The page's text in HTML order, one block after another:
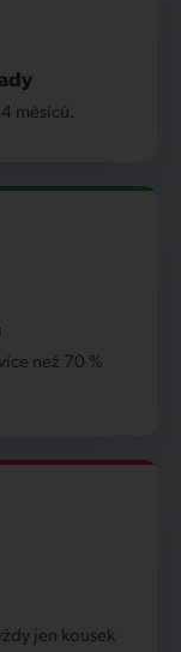
měsíců.
než 70 %
jen kousek